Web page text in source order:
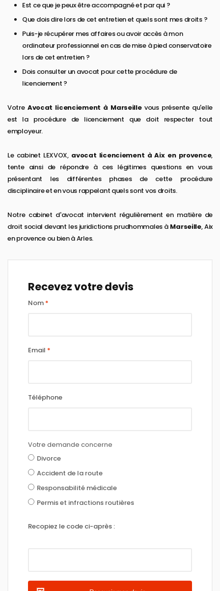
Est ce que je peux être accompagné et par qui ?
Que dois dire lors de cet entretien et quels sont mes droits ?
Puis-je récupérer mes affaires ou avoir accès à mon
ordinateur professionnel en cas de mise à pied conservatoire
lors de cet entretien ?
Dois consulter un avocat pour cette procédure de
licenciement ?
VotreAvocat licenciement à Marseillevous présente qu'elle
est la procédure de licenciement que doit respecter tout
employeur.
Le cabinet LEXVOX, avocat licenciement à Aix en provence,
tente ainsi de répondre à ces légitimes questions en vous
présentant les différentes phases de cette procédure
disciplinaire et en vous rappelant quels sont vos droits.
Notre cabinet d'avocat intervient régulièrement en matière de
droit social devant les juridictions prudhommales à Marseille, Aix
en provence ou bien à Arles.
Recevez votre devis
Nom *
Email *
Téléphone
Votre demande concerne
Divorce
Accident de la route
Responsabilité médicale
Permis et infractions routières
Recopiez le code ci-après :